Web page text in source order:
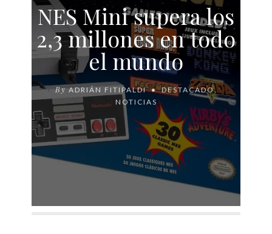
NES Mini supera los
2,3 millones en todo
el mundo
By ADRIÁN FITIPALDI DESTACADO,
NOTICIAS